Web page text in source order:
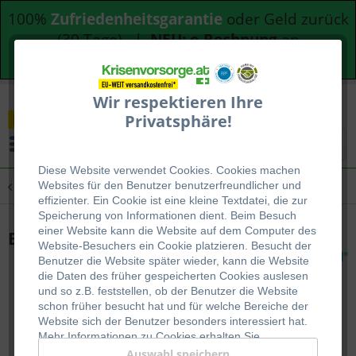
100% Zufriedenheitsgarantie oder Geld zurück
(30 Tage) |NEU: e-Rechnungan
Bundesdienststellen
Wir respektieren Ihre
Privatsphäre!
Diese Website verwendet Cookies. Cookies machen
Websites für den Benutzer benutzerfreundlicher und
effizienter. Ein Cookie ist eine kleine Textdatei, die zur
Speicherung von Informationen dient. Beim Besuch
einer Website kann die Website auf dem Computer des
Website-Besuchers ein Cookie platzieren. Besucht der
Benutzer die Website später wieder, kann die Website
die Daten des früher gespeicherten Cookies auslesen
und so z.B. feststellen, ob der Benutzer die Website
schon früher besucht hat und für welche Bereiche der
Website sich der Benutzer besonders interessiert hat.
Mehr Informationen zu Cookies erhalten Sie
Übersicht Medizin
Erste-Hilfe-Helmset